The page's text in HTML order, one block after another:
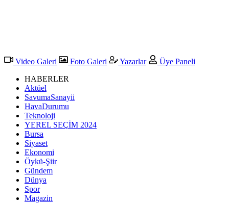
Video Galeri Foto Galeri Yazarlar
Üye Paneli
HABERLER
Aktüel
SavumaSanayii
HavaDurumu
Teknoloji
YEREL SEÇİM 2024
Bursa
Siyaset
Ekonomi
Öykü-Şiir
Gündem
Dünya
Spor
Magazin